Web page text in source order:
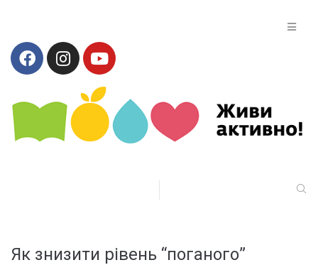
Як знизити рівень “поганого”